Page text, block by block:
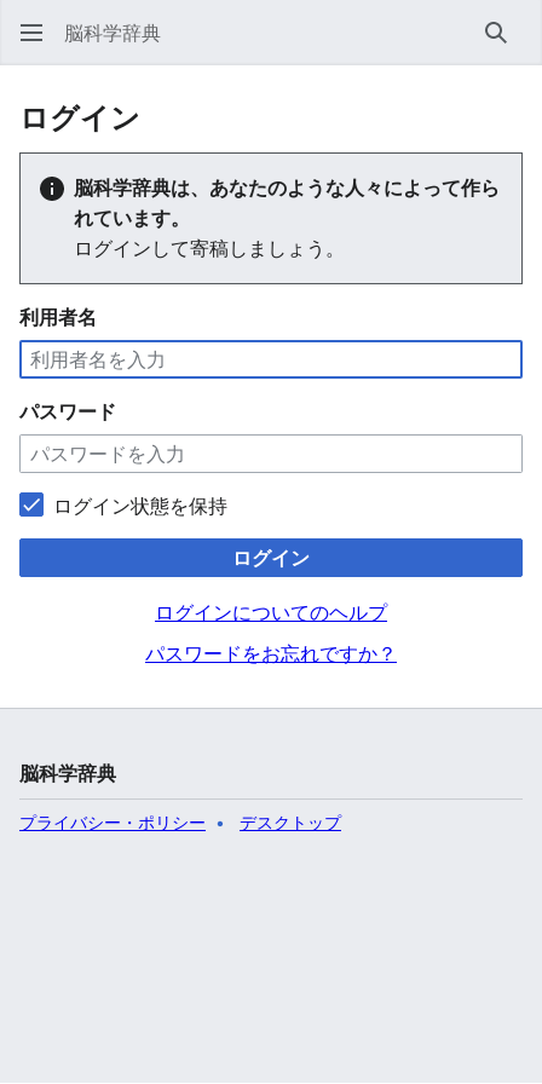
脳科学辞典 検索
ログイン
脳科学辞典は、あなたのような人々によって作ら
れています。
ログインして寄稿しましょう。
利用者名
パスワード
ログイン状態を保持
ログイン
ログインについてのヘルプ
パスワードをお忘れですか？
脳科学辞典
プライバシー・ポリシー デスクトップ